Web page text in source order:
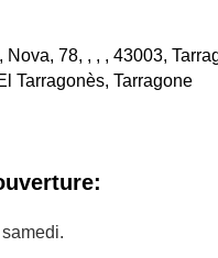
Nova, 78, , , , 43003,
Tarragonès, Tarragone